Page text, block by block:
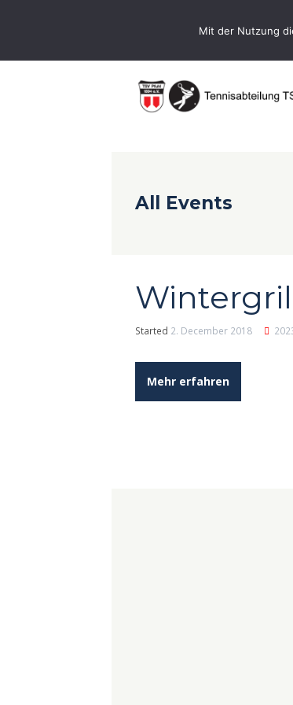
All Events
Started 2. December 2018
Mehr erfahren
Mit der Nutzung